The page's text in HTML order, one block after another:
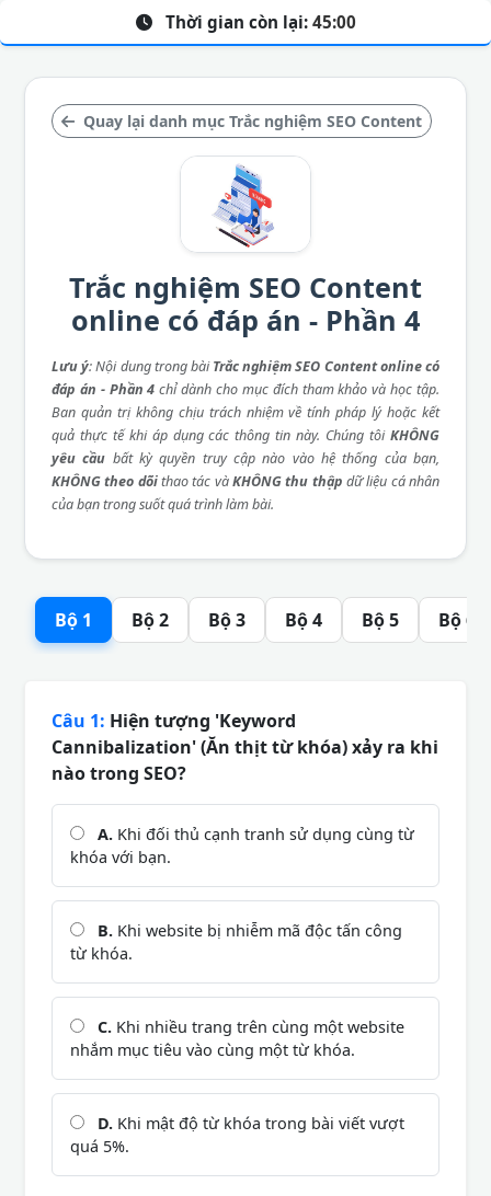
Quay lại danh mục Trắc nghiệm SEO Content
Trắc nghiệm SEO Content
online có đáp án - Phần 4
Lưu ý: Nội dung trong bàiTrắc nghiệm SEO Content online có
đáp án - Phần 4 chỉ dành cho mục đích tham khảo và học tập.
Ban quản trị không chịu trách nhiệm về tính pháp lý hoặc kết
quả thực tế khi áp dụng các thông tin này. Chúng tôi KHÔNG
yêu cầu bất kỳ quyền truy cập nào vào hệ thống của bạn,
KHÔNG theo dõithao tác vàKHÔNG thu thập dữ liệu cá nhân
của bạn trong suốt quá trình làm bài.
Thời gian còn lại: 45:00
Bộ 1 Bộ 2 Bộ 3 Bộ 4 Bộ 5 Bộ 6
Câu 1: Hiện tượng 'Keyword
Cannibalization' (Ăn thịt từ khóa) xảy ra khi
nào trong SEO?
A. Khi đối thủ cạnh tranh sử dụng cùng từ
khóa với bạn.
B. Khi website bị nhiễm mã độc tấn công
từ khóa.
C. Khi nhiều trang trên cùng một website
nhắm mục tiêu vào cùng một từ khóa.
D. Khi mật độ từ khóa trong bài viết vượt
quá 5%.